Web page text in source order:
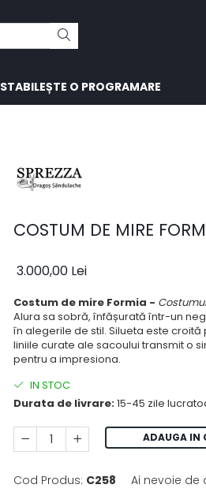
STABILEȘTE O PROGRAMARE
COSTUM DE MIRE
3.000,00 Lei
Costum de mire Formia - Costumul
Alura sa sobră, înfășurată într-un
în alegerile de stil. Silueta este
liniile curate ale sacoului transmit o
pentru a impresiona.
IN STOC
Durata de livrare:15-45 zile
ADAUGA IN
Cod Produs: C258 Ai nevoie de